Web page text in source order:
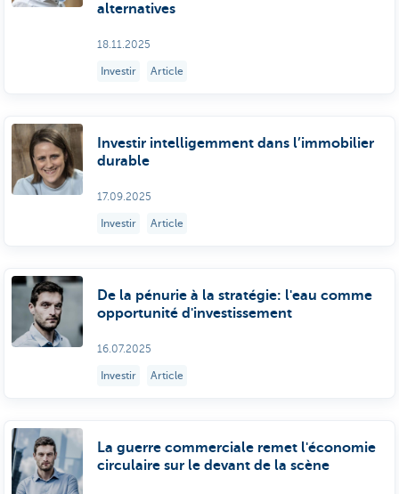
alternatives
18.11.2025
Investir Article
Investir intelligemment dans l’immobilier
durable
17.09.2025
Investir Article
De la pénurie à la stratégie: l'eau comme
opportunité d'investissement
16.07.2025
Investir Article
La guerre commerciale remet l'économie
circulaire sur le devant de la scène